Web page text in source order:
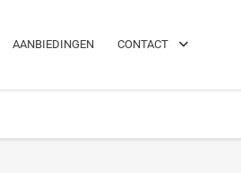
AANBIEDINGEN CONTACT